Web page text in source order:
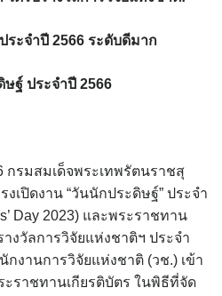
ระจำปี 2566 ระดับดีมาก
ฐ์ ประจำปี 2566
กรมสมเด็จพระเทพรัตนราชสุ
เปิดงาน “วันนักประดิษฐ์” ประจำ
Day 2023) และพระราชทาน
งวัลการวิจัยแห่งชาติฯ ประจำ
งานการวิจัยแห่งชาติ (วช.) เข้า
ะราชทานเกียรติบัตร ในพิธีที่จัด